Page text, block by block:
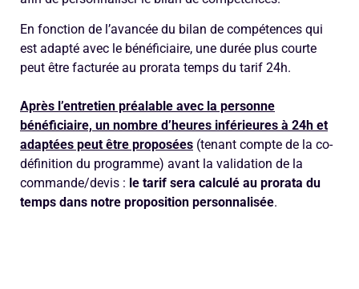
En fonction de l’avancée du bilan de compétences qui
est adapté avec le bénéficiaire, une durée plus courte
peut être facturée au prorata temps du tarif 24h.
Après l’entretien préalable avec la personne
bénéficiaire, un nombre d’heures inférieures à 24h et
adaptées peut être proposées (tenant compte de la co-
définition du programme) avant la validation de la
commande/devis : le tarif sera calculé au prorata du
temps dans notre proposition personnalisée.